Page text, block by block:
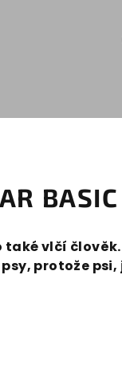
BASIC
také vlčí
protože